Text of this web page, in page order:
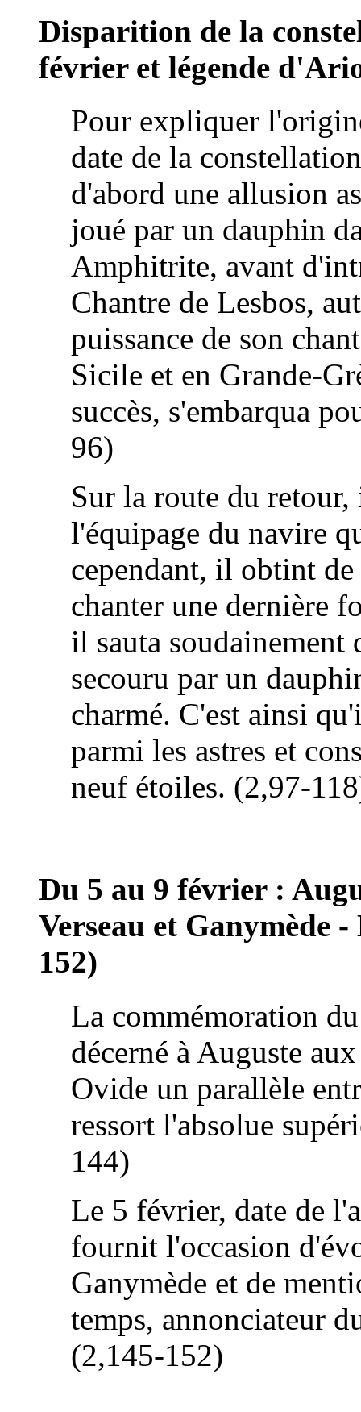
Disparition de la
février et légende
Pour expliquer
date de la
d'abord une allusion
joué par un dauphin
Amphitrite, avant
Chantre de Lesbos,
puissance de son
Sicile et en Grande-
succès, s'embarqua
96)
Sur la route du
l'équipage du navire
cependant, il obtint
chanter une dernière
il sauta soudainement
secouru par un
charmé. C'est ainsi
parmi les astres et
neuf étoiles. (2,97-
Du 5 au 9 février :
Verseau et Ganymède
152)
La commémoration
décerné à Auguste
Ovide un parallèle
ressort l'absolue
144)
Le 5 février, date de
fournit l'occasion
Ganymède et de
temps, annonciateur
(2,145-152)